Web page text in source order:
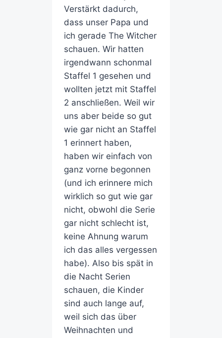
Verstärkt dadurch,
dass unser Papa und
ich gerade The Witcher
schauen. Wir hatten
irgendwann schonmal
Staffel 1 gesehen und
wollten jetzt mit Staffel
2 anschließen. Weil wir
uns aber beide so gut
wie gar nicht an Staffel
1 erinnert haben,
haben wir einfach von
ganz vorne begonnen
(und ich erinnere mich
wirklich so gut wie gar
nicht, obwohl die Serie
gar nicht schlecht ist,
keine Ahnung warum
ich das alles vergessen
habe). Also bis spät in
die Nacht Serien
schauen, die Kinder
sind auch lange auf,
weil sich das über
Weihnachten und